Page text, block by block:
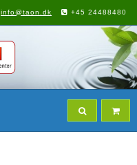
info@taon.dk +45 24488480